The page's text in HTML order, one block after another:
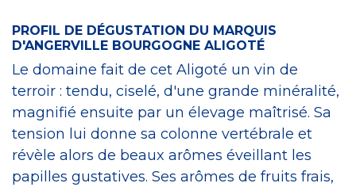
PROFIL DE DÉGUSTATION DU MARQUIS
D'ANGERVILLE BOURGOGNE ALIGOTÉ
Le domaine fait de cet Aligoté un vin de
terroir : tendu, ciselé, d'une grande minéralité,
magnifié ensuite par un élevage maîtrisé. Sa
tension lui donne sa colonne vertébrale et
révèle alors de beaux arômes éveillant les
papilles gustatives. Ses arômes de fruits frais,